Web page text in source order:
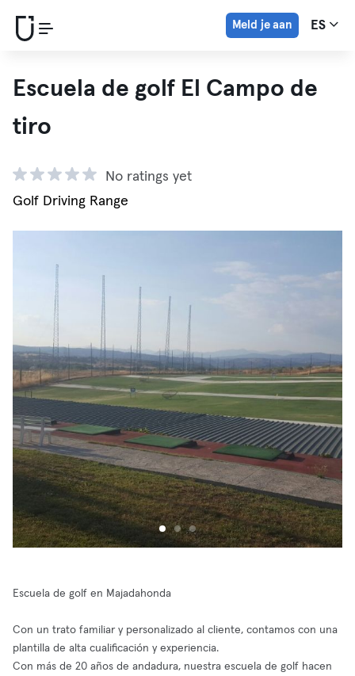
Meld je aan ES
Escuela de golf El Campo de
tiro
No ratings yet
Golf Driving Range
Escuela de golf en Majadahonda
Con un trato familiar y personalizado al cliente, contamos con una
plantilla de alta cualificación y experiencia.
Con más de 20 años de andadura, nuestra escuela de golf hacen